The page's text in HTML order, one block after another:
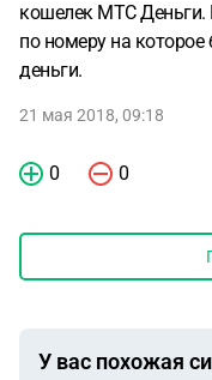
кошелек МТС Деньги.
по номеру на
деньги.
21 мая 2018, 09:18
0 0
У вас похожая